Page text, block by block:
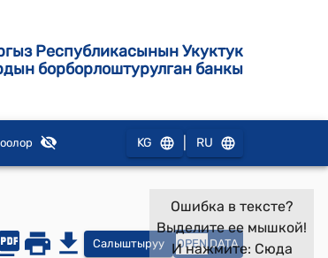
Республикасынын Укуктук
борборлоштурулган банкы
KG RU
Салыштыруу OPEN DATA
Ошибка в тексте?
Выделите ее мышкой!
И нажмите: Сюда